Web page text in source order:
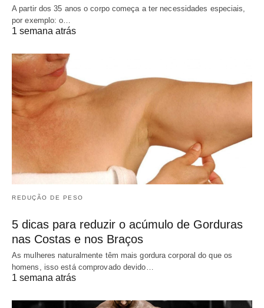
A partir dos 35 anos o corpo começa a ter necessidades especiais,
por exemplo: o…
1 semana atrás
REDUÇÃO DE PESO
5 dicas para reduzir o acúmulo de Gorduras
nas Costas e nos Braços
As mulheres naturalmente têm mais gordura corporal do que os
homens, isso está comprovado devido…
1 semana atrás